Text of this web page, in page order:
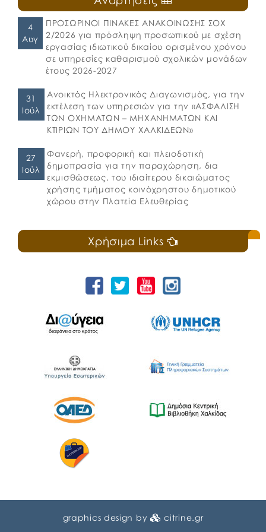
4
Αυγ
ΠΡΟΣΩΡΙΝΟΙ ΠΙΝΑΚΕΣ ΑΝΑΚΟΙΝΩΣΗΣ ΣΟΧ
2/2026 για πρόσληψη προσωπικού με σχέση
εργασίας ιδιωτικού δικαίου ορισμένου χρόνου
σε υπηρεσίες καθαρισμού σχολικών μονάδων
έτους 2026-2027
31
Ιούλ
Ανοικτός Ηλεκτρονικός Διαγωνισμός, για την
εκτέλεση των υπηρεσιών για την «ΑΣΦΑΛΙΣΗ
ΤΩΝ ΟΧΗΜΑΤΩΝ – ΜΗΧΑΝΗΜΑΤΩΝ ΚΑΙ
ΚΤΙΡΙΩΝ ΤΟΥ ΔΗΜΟΥ ΧΑΛΚΙΔΕΩΝ»
27
Ιούλ
Φανερή, προφορική και πλειοδοτική
δημοπρασία για την παραχώρηση, δια
εκμισθώσεως, του ιδιαίτερου δικαιώματος
χρήσης τμήματος κοινόχρηστου δημοτικού
χώρου στην Πλατεία Ελευθερίας
Χρήσιμα Links
graphics design by
citrine.gr